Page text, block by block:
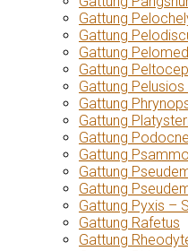
Gattung
Gattung
Gattung
Gattung
Gattung
Gattung
Gattung
Gattung
Gattung
Gattung
Gattung
Gattung Pyxis –
Gattung Rafetus
Gattung